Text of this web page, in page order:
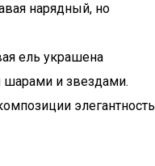
нарядный, но
ель украшена
и звездами.
элегантность